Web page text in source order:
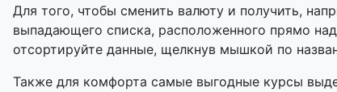
Для того, чтобы сменить валюту и получить,
выпадающего списка, расположенного прямо
отсортируйте данные, щелкнув мышкой по
Также для комфорта самые выгодные курсы